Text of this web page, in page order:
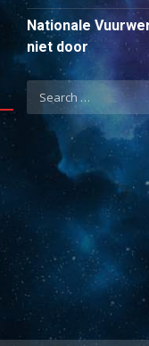
Nationale
niet door
Search
for: